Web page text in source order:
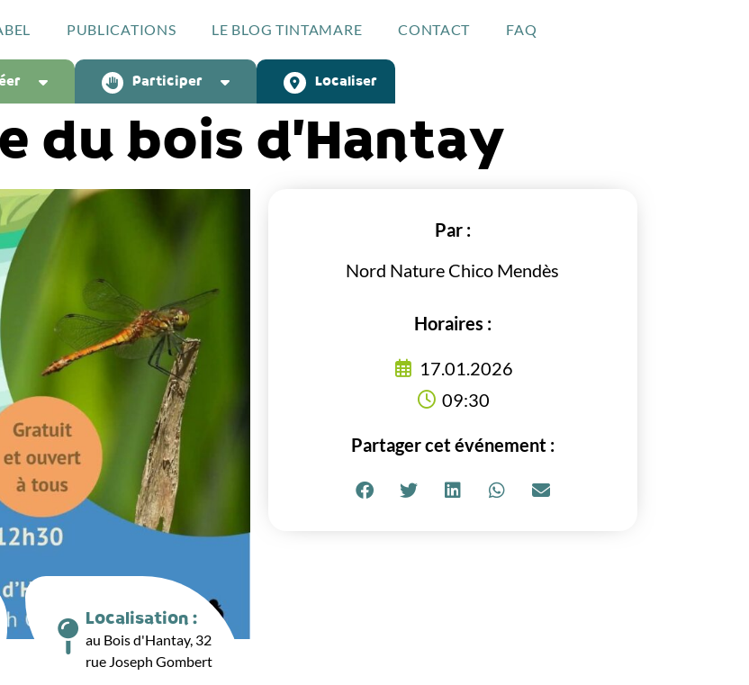
PUBLICATIONS LE BLOG TINTAMARE CONTACT FAQ
Participer Localiser
du bois d’Hantay
Localisation :
au Bois d'Hantay, 32
rue Joseph Gombert
Par :
Nord Nature Chico Mendès
Horaires :
17.01.2026
09:30
Partager cet événement :